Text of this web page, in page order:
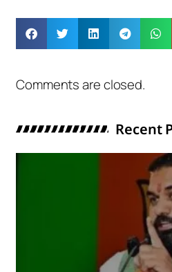
Comments are closed.
Recent